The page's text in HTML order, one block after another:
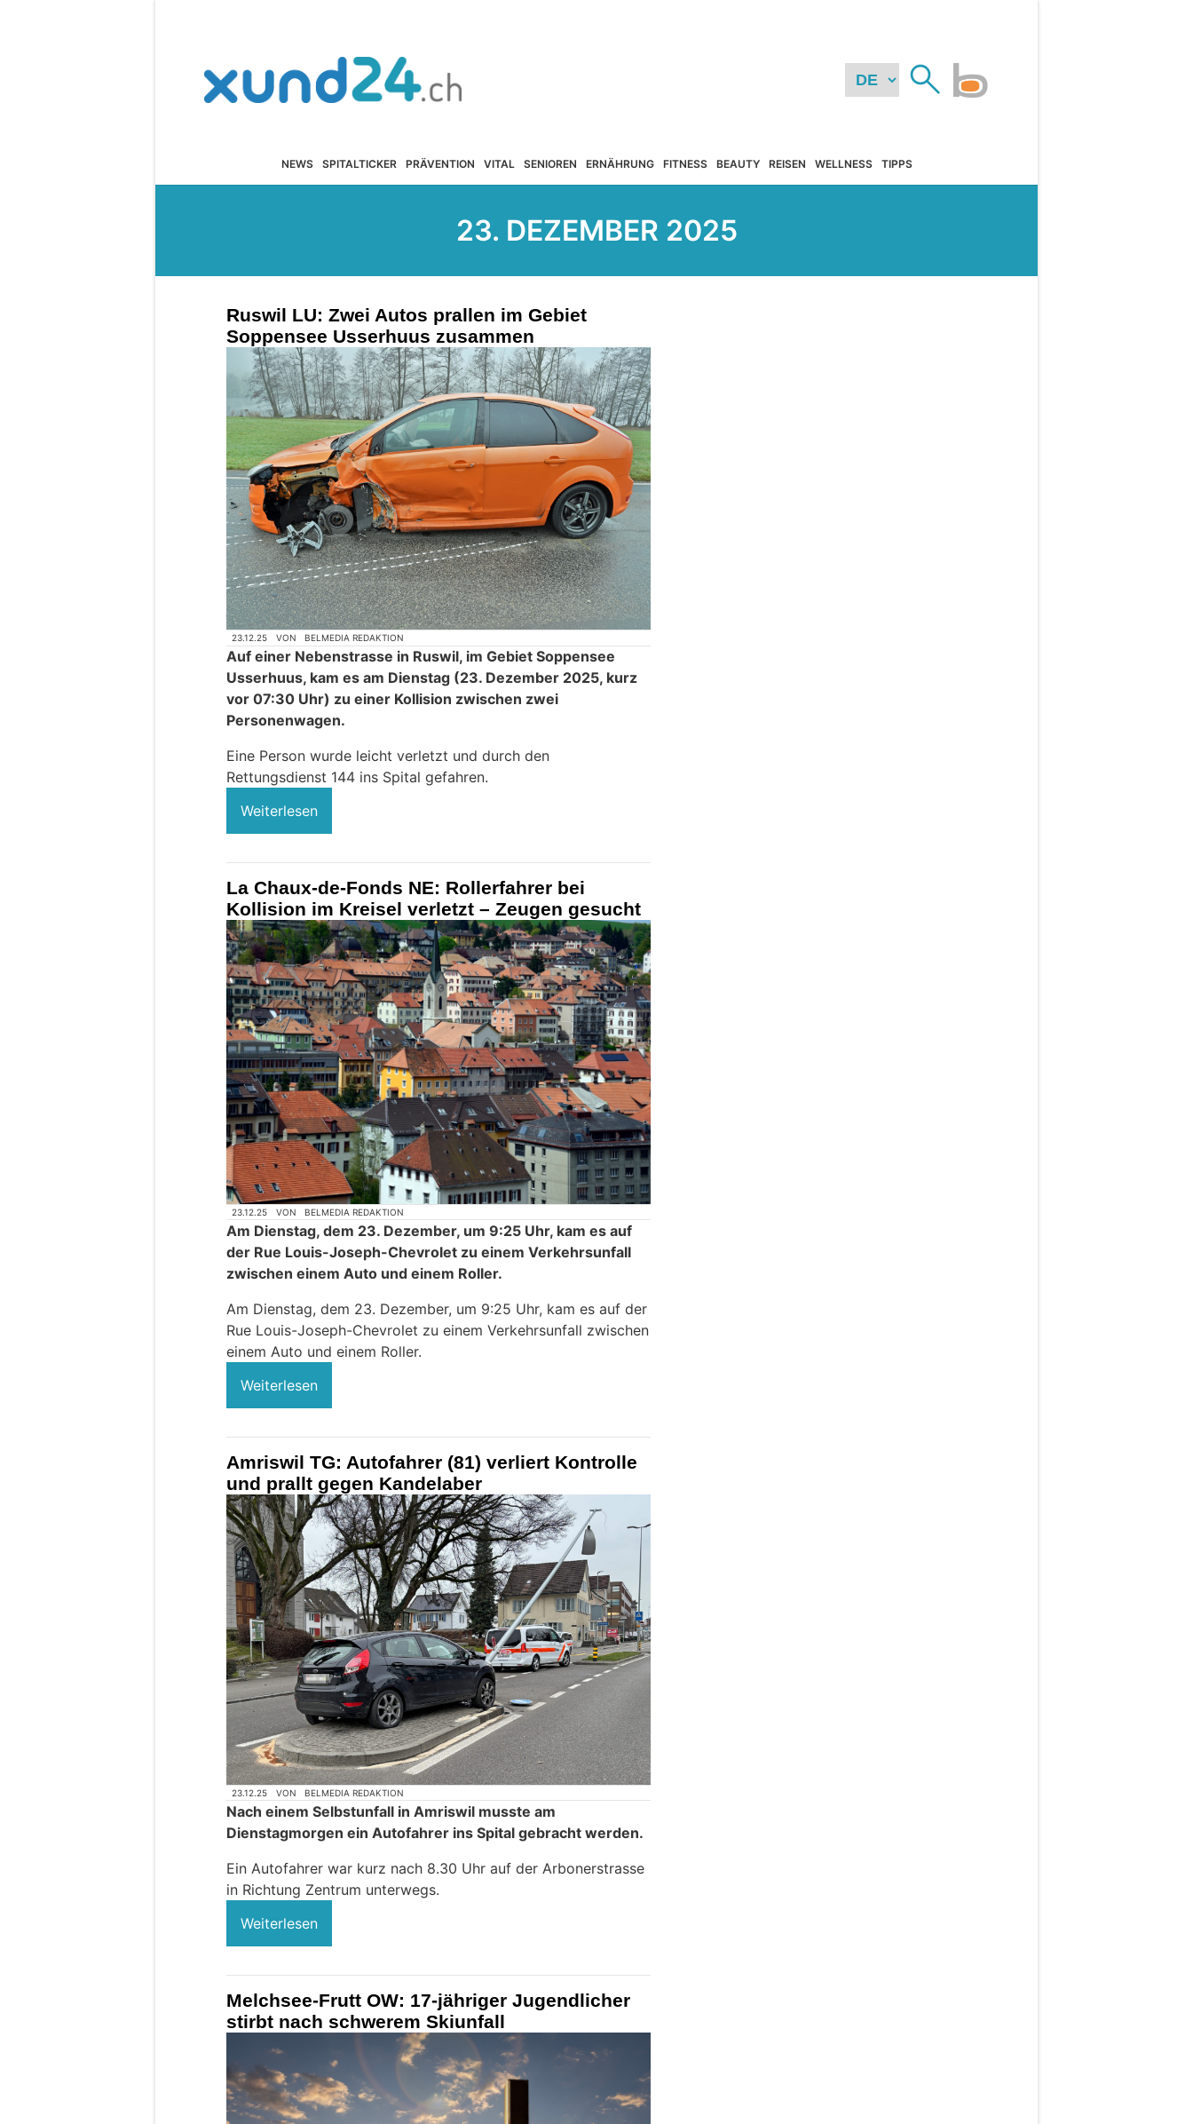
NEWS SPITALTICKER PRÄVENTION VITAL SENIOREN ERNÄHRUNG FITNESS BEAUTY REISEN WELLNESS TIPPS
23. DEZEMBER 2025
Ruswil LU: Zwei Autos prallen im Gebiet
Soppensee Usserhuus zusammen
23.12.25 VON BELMEDIA REDAKTION
Auf einer Nebenstrasse in Ruswil, im Gebiet Soppensee
Usserhuus, kam es am Dienstag (23. Dezember 2025, kurz
vor 07:30 Uhr) zu einer Kollision zwischen zwei
Personenwagen.
Eine Person wurde leicht verletzt und durch den
Rettungsdienst 144 ins Spital gefahren.
Weiterlesen
La Chaux-de-Fonds NE: Rollerfahrer bei
Kollision im Kreisel verletzt – Zeugen gesucht
23.12.25 VON BELMEDIA REDAKTION
Am Dienstag, dem 23. Dezember, um 9:25 Uhr, kam es auf
der Rue Louis-Joseph-Chevrolet zu einem Verkehrsunfall
zwischen einem Auto und einem Roller.
Am Dienstag, dem 23. Dezember, um 9:25 Uhr, kam es auf der
Rue Louis-Joseph-Chevrolet zu einem Verkehrsunfall zwischen
einem Auto und einem Roller.
Weiterlesen
Amriswil TG: Autofahrer (81) verliert Kontrolle
und prallt gegen Kandelaber
23.12.25 VON BELMEDIA REDAKTION
Nach einem Selbstunfall in Amriswil musste am
Dienstagmorgen ein Autofahrer ins Spital gebracht werden.
Ein Autofahrer war kurz nach 8.30 Uhr auf der Arbonerstrasse
in Richtung Zentrum unterwegs.
Weiterlesen
Melchsee-Frutt OW: 17-jähriger Jugendlicher
stirbt nach schwerem Skiunfall